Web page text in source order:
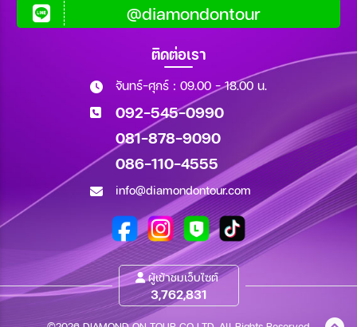
@diamondontour
ติดต่อเรา
จันทร์-ศุกร์ : 09.00 - 18.00 น.
092-545-0990
081-878-9090
086-110-4555
info@diamondontour.com
ผู้เข้าชมเว็บไซต์
3,762,831